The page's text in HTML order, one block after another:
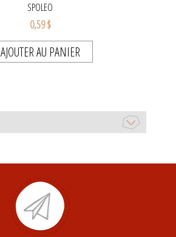
SPOLEO
0,59 $
AJOUTER AU PANIER